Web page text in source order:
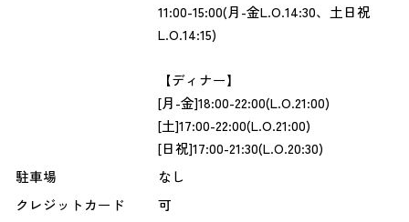
11:00-15:00(月-金L.O.14:30、土日祝
L.O.14:15)
【ディナー】
[月-金]18:00-22:00(L.O.21:00)
[土]17:00-22:00(L.O.21:00)
[日祝]17:00-21:30(L.O.20:30)
駐車場
なし
クレジットカード
可